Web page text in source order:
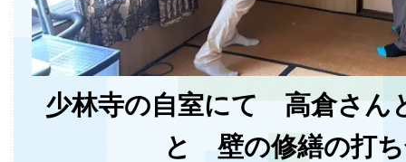
少林寺の自室にて 高倉さん
と 壁の修繕の打